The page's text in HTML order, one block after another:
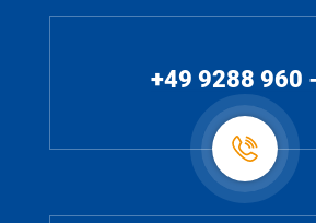
+49 9288 960